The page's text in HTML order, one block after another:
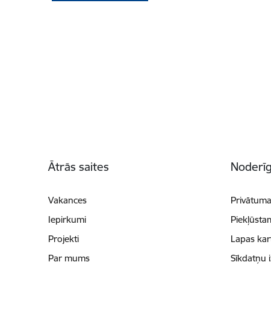
Ātrās saites
Vakances
Iepirkumi
Projekti
Par mums
Lapas
Sīkdatņu